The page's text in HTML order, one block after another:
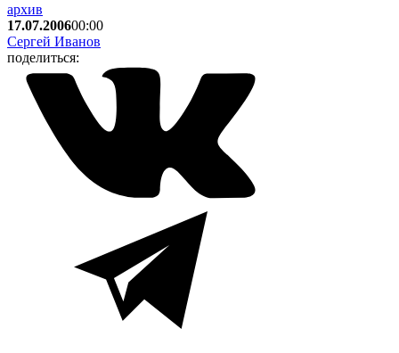
архив
17.07.200600:00
Сергей Иванов
поделиться: